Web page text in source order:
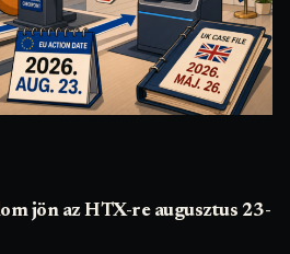
jön az HTX-re augusztus 23-